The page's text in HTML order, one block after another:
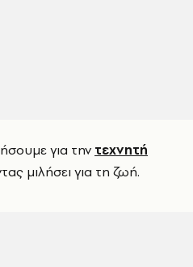
για την τεχνητή
μιλήσει για τη ζωή.